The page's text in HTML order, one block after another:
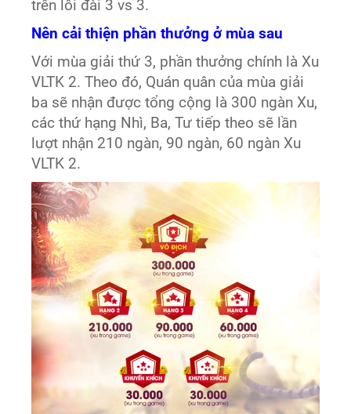
trên lôi đài 3 vs 3.
Nên cải thiện phần thưởng ở mùa sau
Với mùa giải thứ 3, phần thưởng chính là Xu
VLTK 2. Theo đó, Quán quân của mùa giải
ba sẽ nhận được tổng cộng là 300 ngàn Xu,
các thứ hạng Nhì, Ba, Tư tiếp theo sẽ lần
lượt nhận 210 ngàn, 90 ngàn, 60 ngàn Xu
VLTK 2.